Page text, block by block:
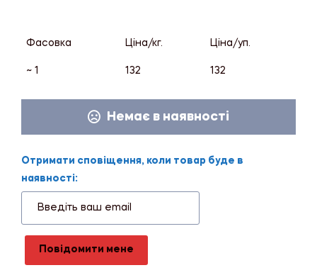
Фасовка Ціна/кг. Ціна/уп.
~ 1 132 132
Немає в наявності
Отримати сповіщення, коли товар буде в
наявності:
Повідомити мене